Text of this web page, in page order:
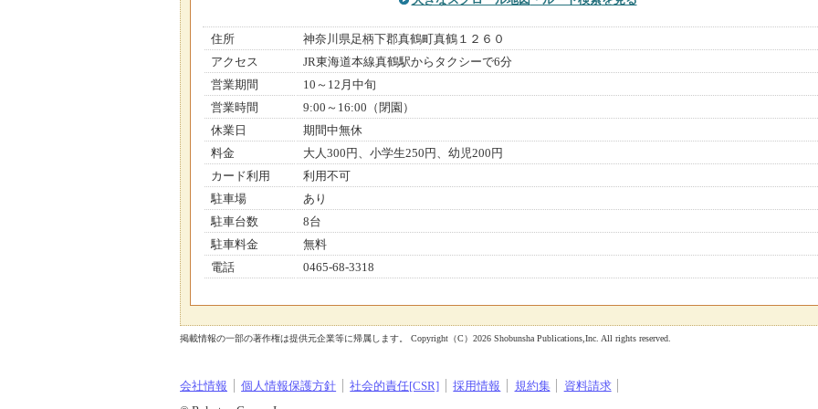
住所
神奈川県足柄下郡真鶴町真鶴１２６０
アクセス
JR東海道本線真鶴駅からタクシーで6分
営業期間
10～12月中旬
営業時間
9:00～16:00（閉園）
休業日
期間中無休
料金
大人300円、小学生250円、幼児200円
カード利用
利用不可
駐車場
あり
駐車台数
8台
駐車料金
無料
電話
0465-68-3318
掲載情報の一部の著作権は提供元企業等に帰属します。 Copyright（C）2026 Shobunsha Publications,Inc. All rights reserved.
会社情報 個人情報保護方針 社会的責任[CSR] 採用情報 規約集
資料請求